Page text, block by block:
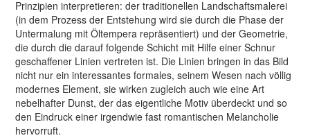
Prinzipien interpretieren: der traditionellen Landschaftsmalerei
(in dem Prozess der Entstehung wird sie durch die Phase der
Untermalung mit Öltempera repräsentiert) und der Geometrie,
die durch die darauf folgende Schicht mit Hilfe einer Schnur
geschaffener Linien vertreten ist. Die Linien bringen in das Bild
nicht nur ein interessantes formales, seinem Wesen nach völlig
modernes Element, sie wirken zugleich auch wie eine Art
nebelhafter Dunst, der das eigentliche Motiv überdeckt und so
den Eindruck einer irgendwie fast romantischen Melancholie
hervorruft.